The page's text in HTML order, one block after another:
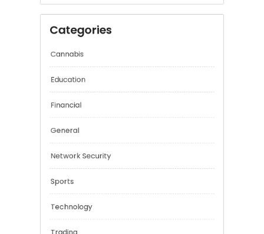
December 2025
Categories
Education
Financial